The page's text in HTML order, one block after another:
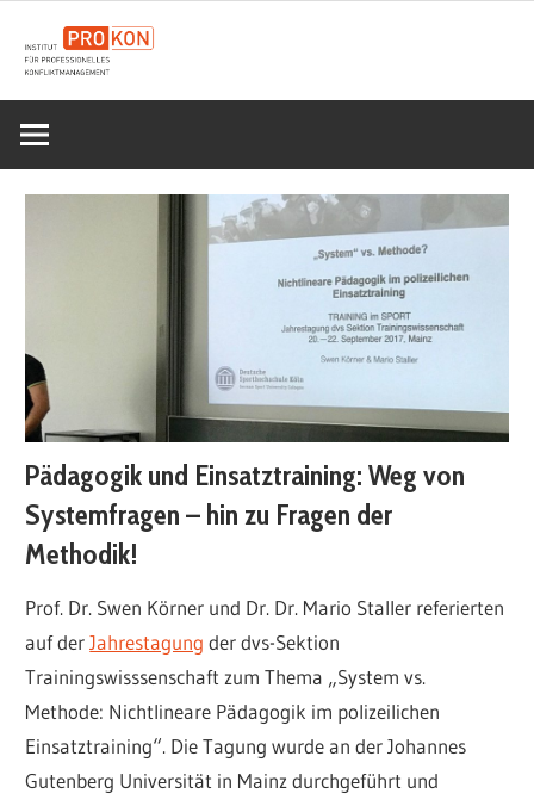
Inhalt
Institut
für
Professionelles
–
ProKon
Umgang
Aggressionen,
Pädagogik und Einsatztraining: Weg von
Systemfragen – hin zu Fragen der
Methodik!
Prof. Dr. Swen Körner und Dr. Dr. Mario Staller referierten
auf derJahrestagung der dvs-Sektion
Trainingswisssenschaft zum Thema „System vs.
Methode: Nichtlineare Pädagogik im polizeilichen
Einsatztraining“. Die Tagung wurde an der Johannes
Gutenberg Universität in Mainz durchgeführt und